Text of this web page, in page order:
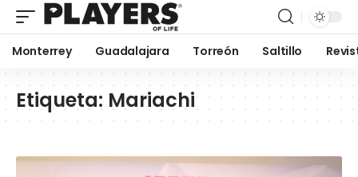
Monterrey Guadalajara Torreón Saltillo
Etiqueta: Mariachi